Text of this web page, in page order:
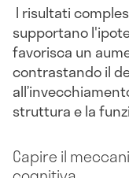
I risultati
supportano
favorisca un
contrastando il
struttura e la
Capire il